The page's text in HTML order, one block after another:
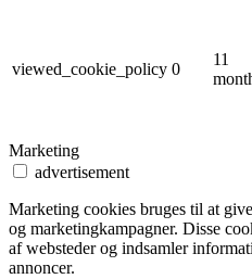
viewed_cookie_policy 0
11
Marketing
advertisement
Marketing cookies bruges til at
og marketingkampagner. Disse
af websteder og indsamler
annoncer.